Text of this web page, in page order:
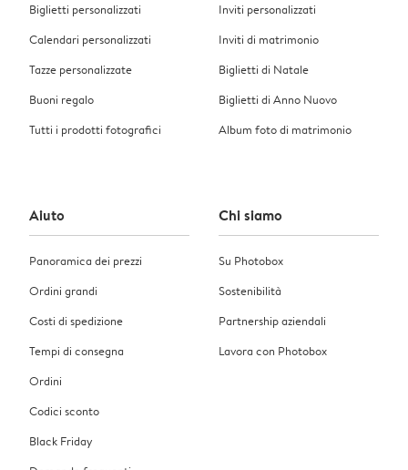
Biglietti personalizzati
Calendari personalizzati
Tazze personalizzate
Buoni regalo
Tutti i prodotti fotografici
Inviti personalizzati
Inviti di matrimonio
Biglietti di Natale
Biglietti di Anno Nuovo
Album foto di matrimonio
Aiuto
Panoramica dei prezzi
Ordini grandi
Costi di spedizione
Tempi di consegna
Ordini
Codici sconto
Black Friday
Chi siamo
Su Photobox
Sostenibilità
Partnership aziendali
Lavora con Photobox